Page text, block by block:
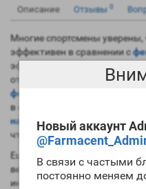
Новый аккаунт
В связи с частыми
постоянно меняем
Описание Отзывы 0
Многие спортсмены
эффективен в сравнении с
эфиры обладают совершенно
отличаются только
фенилпропионат
в организме жидкость. Это
набирать массу
более
чтобыкупить Decanoate PH
Еще одним преимуществом
вероятность проявления
инъекции вам придется